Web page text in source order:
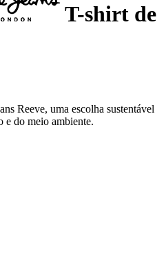
T-shirt de
Reeve, uma escolha sustentável
e do meio ambiente.